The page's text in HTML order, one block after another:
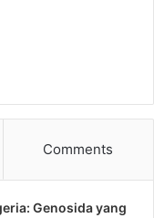
Comments
Genosida yang